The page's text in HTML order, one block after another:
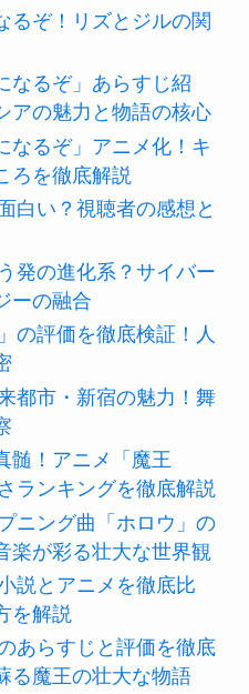
るぞ！リズとジルの関
なるぞ」あらすじ紹
アの魅力と物語の核心
なるぞ」アニメ化！キ
ろを徹底解説
白い？視聴者の感想と
発の進化系？サイバー
ーの融合
の評価を徹底検証！人
都市・新宿の魅力！舞
髄！アニメ「魔王
ランキングを徹底解説
ニング曲「ホロウ」の
楽が彩る壮大な世界観
説とアニメを徹底比
を解説
あらすじと評価を徹底
る魔王の壮大な物語